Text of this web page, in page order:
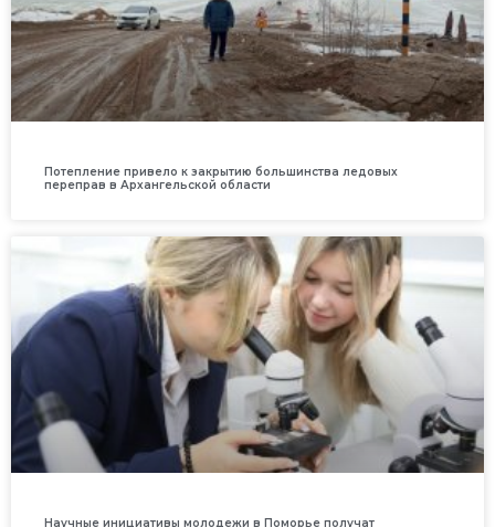
Потепление привело к закрытию большинства ледовых
переправ в Архангельской области
Научные инициативы молодежи в Поморье получат